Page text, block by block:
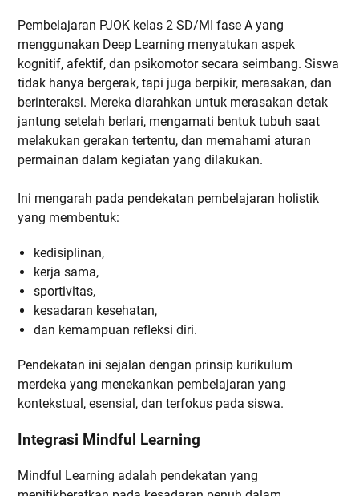
Pembelajaran PJOK kelas 2 SD/MI fase A yang
menggunakan Deep Learning menyatukan aspek
kognitif, afektif, dan psikomotor secara seimbang. Siswa
tidak hanya bergerak, tapi juga berpikir, merasakan, dan
berinteraksi. Mereka diarahkan untuk merasakan detak
jantung setelah berlari, mengamati bentuk tubuh saat
melakukan gerakan tertentu, dan memahami aturan
permainan dalam kegiatan yang dilakukan.
Ini mengarah pada pendekatan pembelajaran holistik
yang membentuk:
kedisiplinan,
kerja sama,
sportivitas,
kesadaran kesehatan,
dan kemampuan refleksi diri.
Pendekatan ini sejalan dengan prinsip kurikulum
merdeka yang menekankan pembelajaran yang
kontekstual, esensial, dan terfokus pada siswa.
Integrasi Mindful Learning
Mindful Learning adalah pendekatan yang